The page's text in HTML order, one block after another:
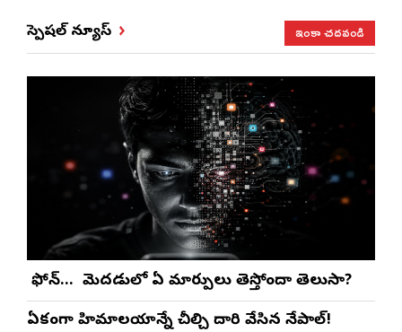
స్పెషల్ న్యూస్ ఇంకా చదవండి
మీ ఫోన్… మీ మెదడులో ఏ మార్పులు తెస్తోందా తెలుసా?
ఏకంగా హిమాలయాన్నే చీల్చి దారి వేసిన నేపాల్!